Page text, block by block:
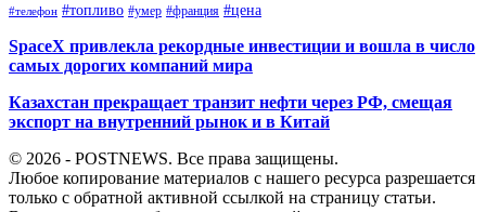
#телефон #топливо #умер #франция #цена
SpaceX привлекла рекордные инвестиции и вошла в число
самых дорогих компаний мира
Казахстан прекращает транзит нефти через РФ, смещая
экспорт на внутренний рынок и в Китай
© 2026 - POSTNEWS. Все права защищены.
Любое копирование материалов с нашего ресурса разрешается
только с обратной активной ссылкой на страницу статьи.